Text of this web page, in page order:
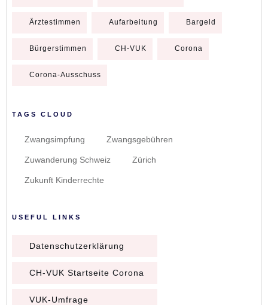
Ärztestimmen Aufarbeitung Bargeld
Bürgerstimmen CH-VUK Corona
Corona-Ausschuss
TAGS CLOUD
Zwangsimpfung Zwangsgebühren
Zuwanderung Schweiz Zürich
Zukunft Kinderrechte
USEFUL LINKS
Datenschutzerklärung
CH-VUK Startseite Corona
VUK-Umfrage